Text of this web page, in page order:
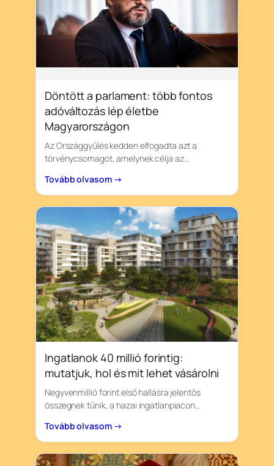
Döntött a parlament: több fontos
adóváltozás lép életbe
Magyarországon
Az Országgyűlés kedden elfogadta azt a
törvénycsomagot, amelynek célja az…
Tovább olvasom →
Ingatlanok 40 millió forintig:
mutatjuk, hol és mit lehet vásárolni
Negyvenmillió forint első hallásra jelentős
összegnek tűnik, a hazai ingatlanpiacon…
Tovább olvasom →